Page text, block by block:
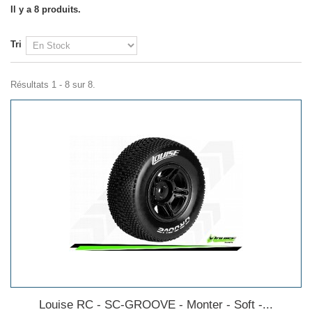
Il y a 8 produits.
Tri
Résultats 1 - 8 sur 8.
Louise RC - SC-GROOVE - Monter - Soft -...